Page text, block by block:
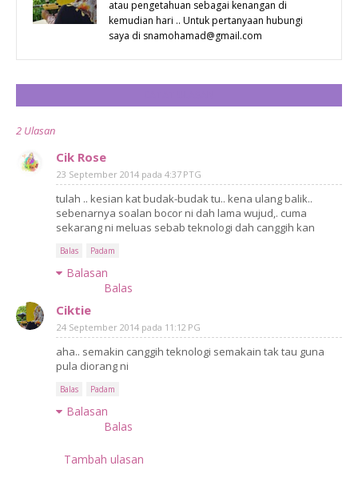
atau pengetahuan sebagai kenangan di
kemudian hari .. Untuk pertanyaan hubungi
saya di snamohamad@gmail.com
2 Ulasan
Cik Rose
23 September 2014 pada 4:37 PTG
tulah .. kesian kat budak-budak tu.. kena ulang balik..
sebenarnya soalan bocor ni dah lama wujud,. cuma
sekarang ni meluas sebab teknologi dah canggih kan
Balas Padam
Balasan
Balas
Ciktie
24 September 2014 pada 11:12 PG
aha.. semakin canggih teknologi semakain tak tau guna
pula diorang ni
Balas Padam
Balasan
Balas
Tambah ulasan